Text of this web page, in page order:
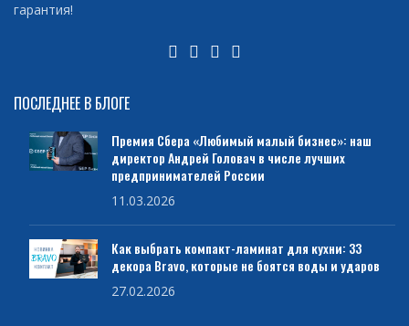
гарантия!
ПОСЛЕДНЕЕ В БЛОГЕ
Премия Сбера «Любимый малый бизнес»: наш
директор Андрей Головач в числе лучших
предпринимателей России
11.03.2026
Как выбрать компакт-ламинат для кухни: 33
декора Bravo, которые не боятся воды и ударов
27.02.2026